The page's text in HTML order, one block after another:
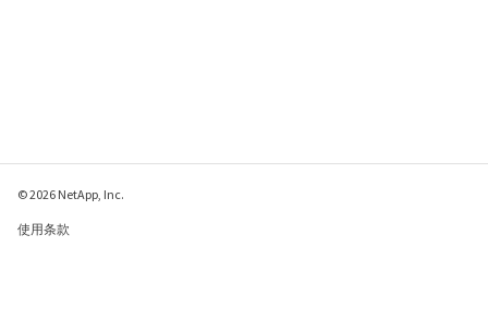
© 2026 NetApp, Inc.
使用条款